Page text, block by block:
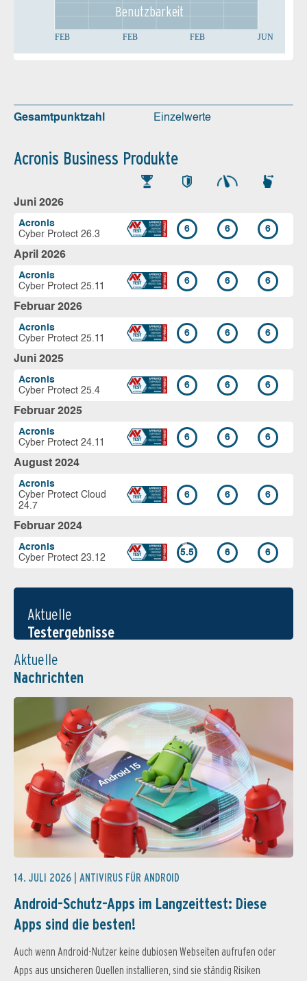
FEB FEB FEB JUN
Benutz­barkeit
Gesamtpunktzahl Einzelwerte
Acronis Business Produkte
Juni 2026
Acronis
Cyber Protect 26.3
6 6 6
April 2026
Acronis
Cyber Protect 25.11
6 6 6
Februar 2026
Acronis
Cyber Protect 25.11
6 6 6
Juni 2025
Acronis
Cyber Protect 25.4
6 6 6
Februar 2025
Acronis
Cyber Protect 24.11
6 6 6
August 2024
Acronis
Cyber Protect Cloud
24.7
6 6 6
Februar 2024
Acronis
Cyber Protect 23.12
5.5 6 6
Aktuelle
Testergebnisse
Aktuelle
Nachrichten
14. JULI 2026 | ANTIVIRUS FÜR ANDROID
Android-Schutz-Apps im Langzeittest: Diese
Apps sind die besten!
Auch wenn Android-Nutzer keine dubiosen Webseiten aufrufen oder
Apps aus unsicheren Quellen installieren, sind sie ständig Risiken